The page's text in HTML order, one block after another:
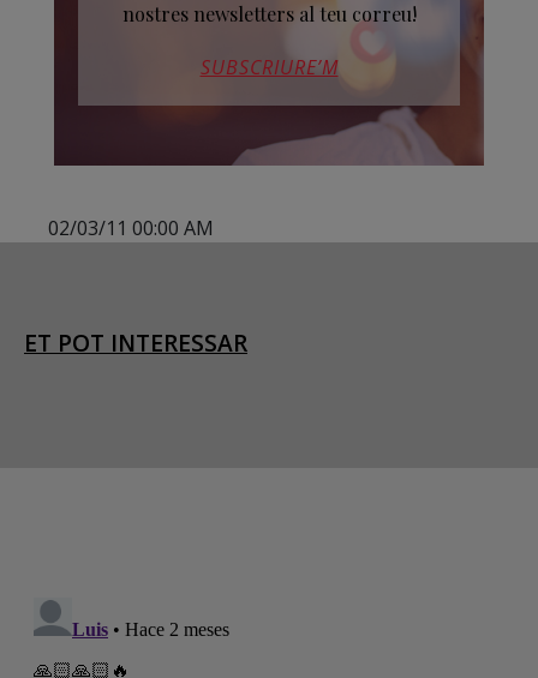
nostres newsletters al teu correu!
SUBSCRIURE’M
02/03/11 00:00 AM
ET POT INTERESSAR